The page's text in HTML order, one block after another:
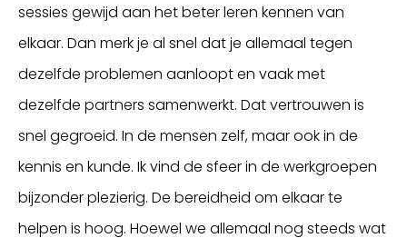
sessies gewijd aan het beter leren kennen van
elkaar. Dan merk je al snel dat je allemaal tegen
dezelfde problemen aanloopt en vaak met
dezelfde partners samenwerkt. Dat vertrouwen is
snel gegroeid. In de mensen zelf, maar ook in de
kennis en kunde. Ik vind de sfeer in de werkgroepen
bijzonder plezierig. De bereidheid om elkaar te
helpen is hoog. Hoewel we allemaal nog steeds wat